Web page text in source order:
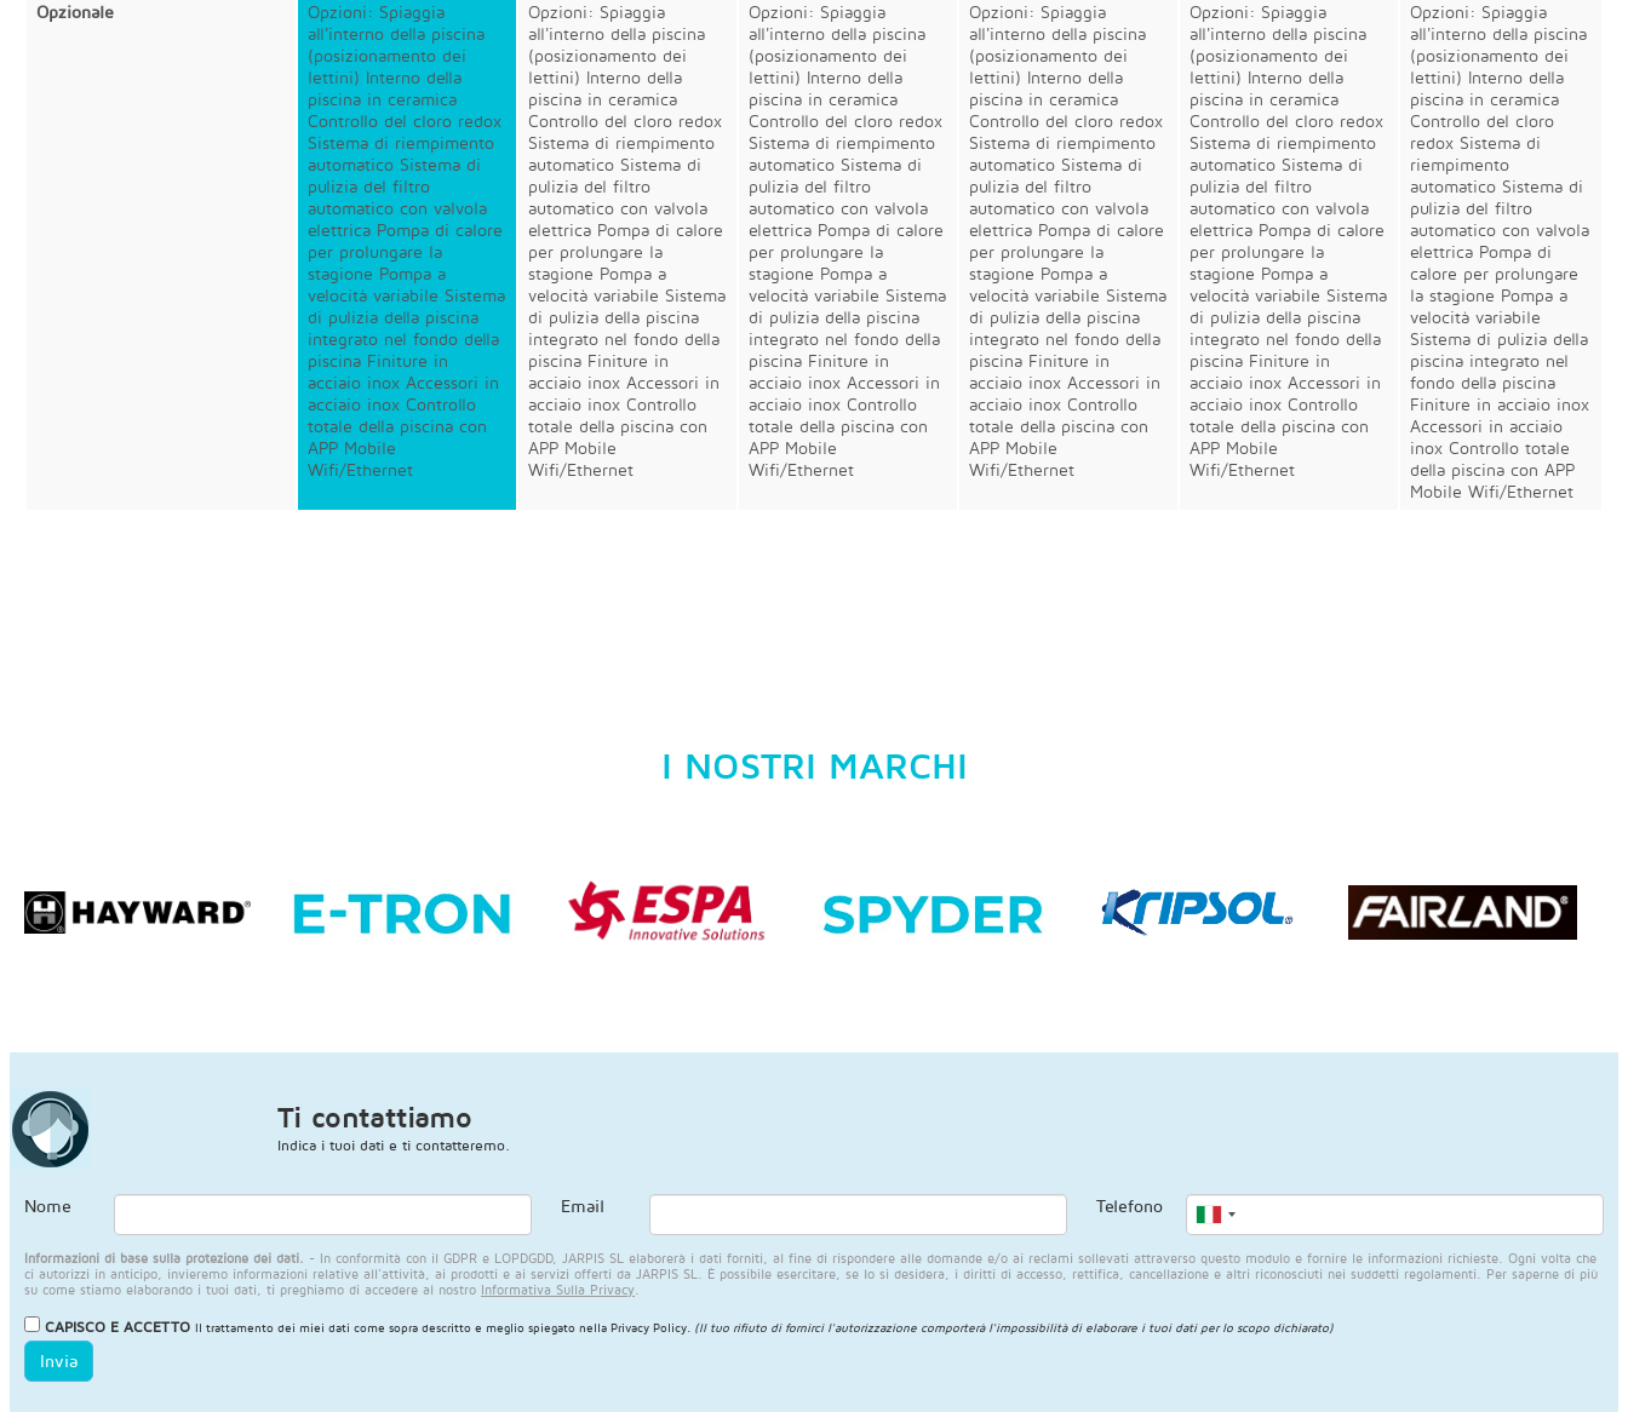
Opzionale
Opzioni: Spiaggia
all'interno della piscina
(posizionamento dei
lettini) Interno della
piscina in ceramica
Controllo del cloro redox
Sistema di riempimento
automatico Sistema di
pulizia del filtro
automatico con valvola
elettrica Pompa di calore
per prolungare la
stagione Pompa a
velocità variabile Sistema
di pulizia della piscina
integrato nel fondo della
piscina Finiture in
acciaio inox Accessori in
acciaio inox Controllo
totale della piscina con
APP Mobile
Wifi/Ethernet
Opzioni: Spiaggia
all'interno della piscina
(posizionamento dei
lettini) Interno della
piscina in ceramica
Controllo del cloro redox
Sistema di riempimento
automatico Sistema di
pulizia del filtro
automatico con valvola
elettrica Pompa di calore
per prolungare la
stagione Pompa a
velocità variabile Sistema
di pulizia della piscina
integrato nel fondo della
piscina Finiture in
acciaio inox Accessori in
acciaio inox Controllo
totale della piscina con
APP Mobile
Wifi/Ethernet
Opzioni: Spiaggia
all'interno della piscina
(posizionamento dei
lettini) Interno della
piscina in ceramica
Controllo del cloro redox
Sistema di riempimento
automatico Sistema di
pulizia del filtro
automatico con valvola
elettrica Pompa di calore
per prolungare la
stagione Pompa a
velocità variabile Sistema
di pulizia della piscina
integrato nel fondo della
piscina Finiture in
acciaio inox Accessori in
acciaio inox Controllo
totale della piscina con
APP Mobile
Wifi/Ethernet
Opzioni: Spiaggia
all'interno della piscina
(posizionamento dei
lettini) Interno della
piscina in ceramica
Controllo del cloro redox
Sistema di riempimento
automatico Sistema di
pulizia del filtro
automatico con valvola
elettrica Pompa di calore
per prolungare la
stagione Pompa a
velocità variabile Sistema
di pulizia della piscina
integrato nel fondo della
piscina Finiture in
acciaio inox Accessori in
acciaio inox Controllo
totale della piscina con
APP Mobile
Wifi/Ethernet
Opzioni: Spiaggia
all'interno della piscina
(posizionamento dei
lettini) Interno della
piscina in ceramica
Controllo del cloro redox
Sistema di riempimento
automatico Sistema di
pulizia del filtro
automatico con valvola
elettrica Pompa di calore
per prolungare la
stagione Pompa a
velocità variabile Sistema
di pulizia della piscina
integrato nel fondo della
piscina Finiture in
acciaio inox Accessori in
acciaio inox Controllo
totale della piscina con
APP Mobile
Wifi/Ethernet
Opzioni: Spiaggia
all'interno della piscina
(posizionamento dei
lettini) Interno della
piscina in ceramica
Controllo del cloro
redox Sistema di
riempimento
automatico Sistema di
pulizia del filtro
automatico con valvola
elettrica Pompa di
calore per prolungare
la stagione Pompa a
velocità variabile
Sistema di pulizia della
piscina integrato nel
fondo della piscina
Finiture in acciaio inox
Accessori in acciaio
inox Controllo totale
della piscina con APP
Mobile Wifi/Ethernet
I NOSTRI MARCHI
Ti contattiamo
Indica i tuoi dati e ti contatteremo.
Nome Email Telefono
Informazioni di base sulla protezione dei dati. - In conformità con il GDPR e LOPDGDD, JARPIS SL elaborerà i dati forniti, al fine di rispondere alle domande e/o ai reclami sollevati attraverso questo modulo e fornire le informazioni richieste. Ogni volta che
ci autorizzi in anticipo, invieremo informazioni relative all'attività, ai prodotti e ai servizi offerti da JARPIS SL. È possibile esercitare, se lo si desidera, i diritti di accesso, rettifica, cancellazione e altri riconosciuti nei suddetti regolamenti. Per saperne di più
su come stiamo elaborando i tuoi dati, ti preghiamo di accedere al nostro Informativa Sulla Privacy
CAPISCO E ACCETTO Il trattamento dei miei dati come sopra descritto e meglio spiegato nella Privacy Policy (Il tuo rifiuto di fornirci l'autorizzazione comporterà l'impossibilità di elaborare i tuoi dati per lo scopo dichiarato)
Invia